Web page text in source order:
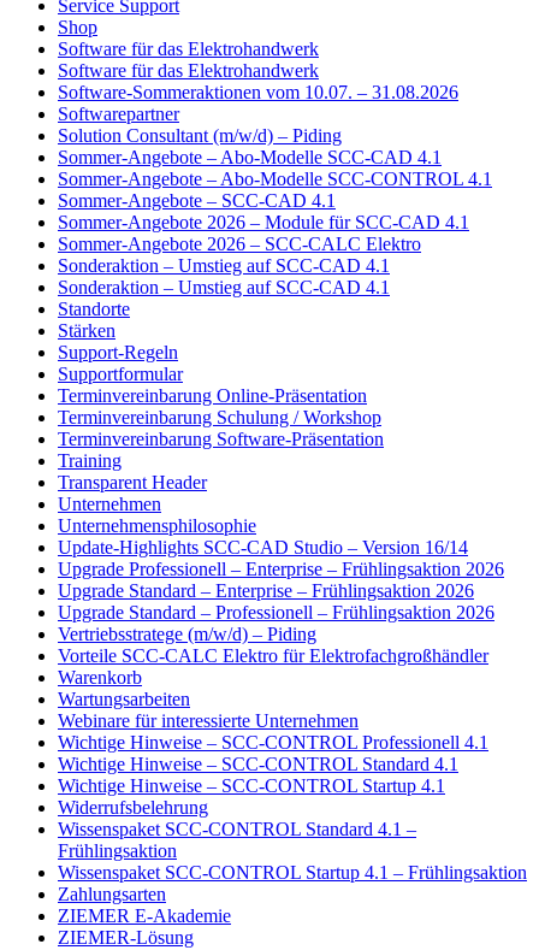
Service Support
Shop
Software für das Elektrohandwerk
Software für das Elektrohandwerk
Software-Sommeraktionen vom 10.07. – 31.08.2026
Softwarepartner
Solution Consultant (m/w/d) – Piding
Sommer-Angebote – Abo-Modelle SCC-CAD 4.1
Sommer-Angebote – Abo-Modelle SCC-CONTROL 4.1
Sommer-Angebote – SCC-CAD 4.1
Sommer-Angebote 2026 – Module für SCC-CAD 4.1
Sommer-Angebote 2026 – SCC-CALC Elektro
Sonderaktion – Umstieg auf SCC-CAD 4.1
Sonderaktion – Umstieg auf SCC-CAD 4.1
Standorte
Stärken
Support-Regeln
Supportformular
Terminvereinbarung Online-Präsentation
Terminvereinbarung Schulung / Workshop
Terminvereinbarung Software-Präsentation
Training
Transparent Header
Unternehmen
Unternehmensphilosophie
Update-Highlights SCC-CAD Studio – Version 16/14
Upgrade Professionell – Enterprise – Frühlingsaktion 2026
Upgrade Standard – Enterprise – Frühlingsaktion 2026
Upgrade Standard – Professionell – Frühlingsaktion 2026
Vertriebsstratege (m/w/d) – Piding
Vorteile SCC-CALC Elektro für Elektrofachgroßhändler
Warenkorb
Wartungsarbeiten
Webinare für interessierte Unternehmen
Wichtige Hinweise – SCC-CONTROL Professionell 4.1
Wichtige Hinweise – SCC-CONTROL Standard 4.1
Wichtige Hinweise – SCC-CONTROL Startup 4.1
Widerrufsbelehrung
Wissenspaket SCC-CONTROL Standard 4.1 –
Frühlingsaktion
Wissenspaket SCC-CONTROL Startup 4.1 – Frühlingsaktion
Zahlungsarten
ZIEMER E-Akademie
ZIEMER-Lösung